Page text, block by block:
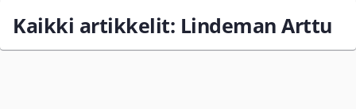
Kaikki artikkelit: Lindeman Arttu